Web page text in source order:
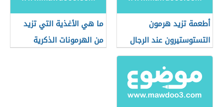
أطعمة تزيد هرمون
التستوستيرون عند الرجال
ما هي الأغذية التي تزيد
من الهرمونات الذكرية